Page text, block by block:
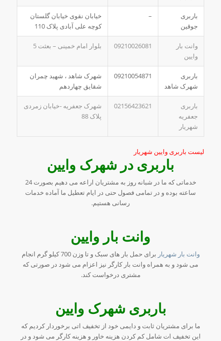
باربری
جوقین
–
خیابان نقوی خیابان گلستان
کوچه علی آبادی پلاک 110
وانت بار
وایین
09210026081 بلوار امام خمینی – بعثت 5
باربری
شهرک شاهد
09210054871
شهرک شاهد ، شهید چمران
شقایق چهاردهم
باربری
جعفریه
شهریار
02156423621
شهرک جعفریه -خیابان زمردی
پلاک 88
لیست باربری وایین شهریار
باربری در شهرک وایین
خدماتی که ما در شبانه روز به مشتریان اراعه می دهیم بصورت 24
ساعته بوده و در تمامی فصول حتی در ایام تعطیل ما آماده خدمات
رسانی هستیم.
وانت بار وایین
وانت بار شهریار
برای حمل بار های سبک و تا وزن 700 کیلو گرم انجام
می شود و به همراه وانت بار کارگر نیز اعزام می شود در صورتی که
مشتری درخواست کند.
باربری شهرک وایین
ما برای مشتریان ثابت و دایمی خود از تخفیف اتی برخوردار کردیم که
این تخفیف ات شامل کم کردن هزینه خاور و هزینه کارگر می شود و در